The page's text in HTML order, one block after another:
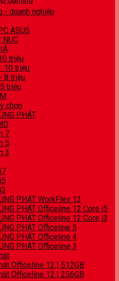
- doanh nghiệp
ASUS
NUC
triệu
10 triệu
8 triệu
triệu
chọn
PHÁT
7
5
3
PHÁT WorkFlex 12
PHÁT Officeline 12 Core i5
PHÁT Officeline 12 Core i3
PHÁT Officeline 5
PHÁT Officeline 4
PHÁT Officeline 3
Officeline 12 | 512GB
Officeline 12 | 256GB